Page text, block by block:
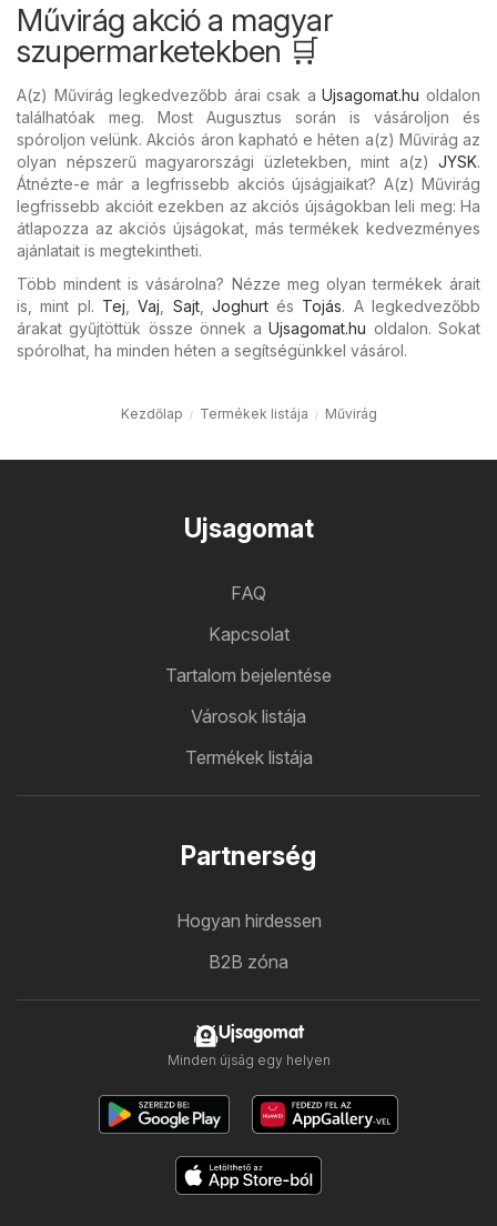
Művirág akció a magyar
szupermarketekben 🛒
A(z) Művirág legkedvezőbb árai csak aUjsagomat.hu oldalon
találhatóak meg. Most Augusztus során is vásároljon és
spóroljon velünk. Akciós áron kapható e héten a(z) Művirág az
olyan népszerű magyarországi üzletekben, mint a(z) JYSK.
Átnézte-e már a legfrissebb akciós újságjaikat? A(z) Művirág
legfrissebb akcióit ezekben az akciós újságokban leli meg: Ha
átlapozza az akciós újságokat, más termékek kedvezményes
ajánlatait is megtekintheti.
Több mindent is vásárolna? Nézze meg olyan termékek árait
is, mint pl. Tej,Vaj, Sajt, Joghurtés Tojás. A legkedvezőbb
árakat gyűjtöttük össze önnek aUjsagomat.hu oldalon. Sokat
spórolhat, ha minden héten a segítségünkkel vásárol.
Kezdőlap Termékek listája Művirág
Ujsagomat
FAQ
Kapcsolat
Tartalom bejelentése
Városok listája
Termékek listája
Partnerség
Hogyan hirdessen
B2B zóna
Ujsagomat
Minden újság egy helyen